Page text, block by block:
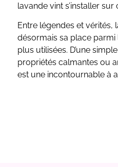
lavande vint s’installer sur
Entre légendes et vérités,
désormais sa place parmi
plus utilisées. D’une
propriétés calmantes ou
est une incontournable à